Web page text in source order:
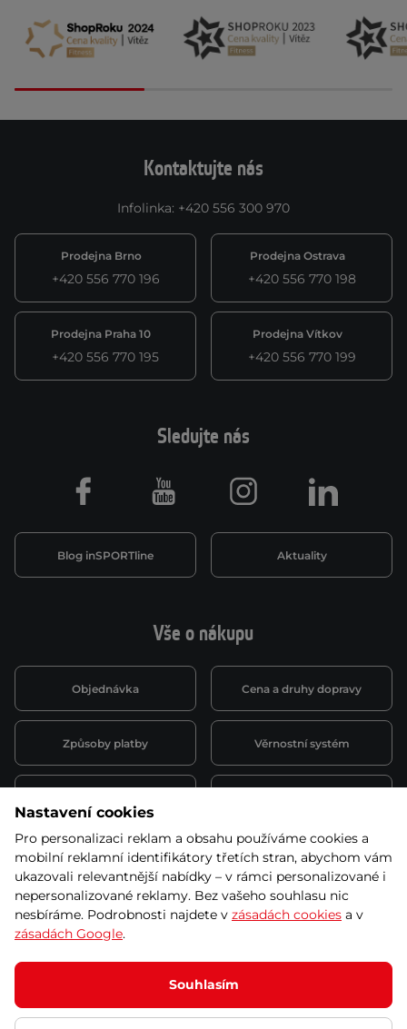
Kontaktujte nás
Infolinka: +420 556 300 970
Prodejna Brno
+420 556 770 196
Prodejna Ostrava
+420 556 770 198
Prodejna Praha 10
+420 556 770 195
Prodejna Vítkov
+420 556 770 199
Vše o nákupu
Objednávka Cena a druhy dopravy
Způsoby platby Věrnostní systém
Půjčovna
obchodní podmínky
Kariéra
Sledujte nás
Blog inSPORTline Aktuality
Facebook Youtube Instagram LinkedIn
© 2026 SEVEN SPORT s.r.o Všechna práva vyhrazena
Podle zákona o evidenci tržeb je prodávající povinen vystavit
kupujícímu účtenku.
Zároveň je povinen zaevidovat přijatou tržbu u správce daně online; v
Nastavení cookies
Pro personalizaci reklam a obsahu používáme cookies a
mobilní reklamní identifikátory třetích stran, abychom vám
ukazovali relevantnější nabídky – v rámci personalizované i
nepersonalizované reklamy. Bez vašeho souhlasu nic
nesbíráme. Podrobnosti najdete v zásadách cookies a v
zásadách Google.
Souhlasím